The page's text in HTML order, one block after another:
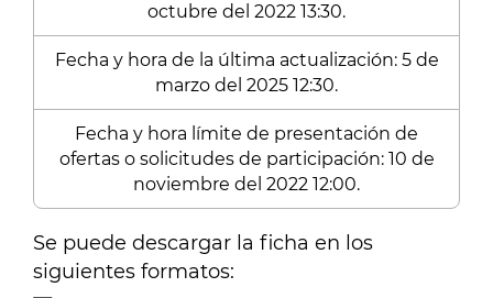
octubre del 2022 13:30.
Fecha y hora de la última actualización: 5 de
marzo del 2025 12:30.
Fecha y hora límite de presentación de
ofertas o solicitudes de participación: 10 de
noviembre del 2022 12:00.
Se puede descargar la ficha en los
siguientes formatos: